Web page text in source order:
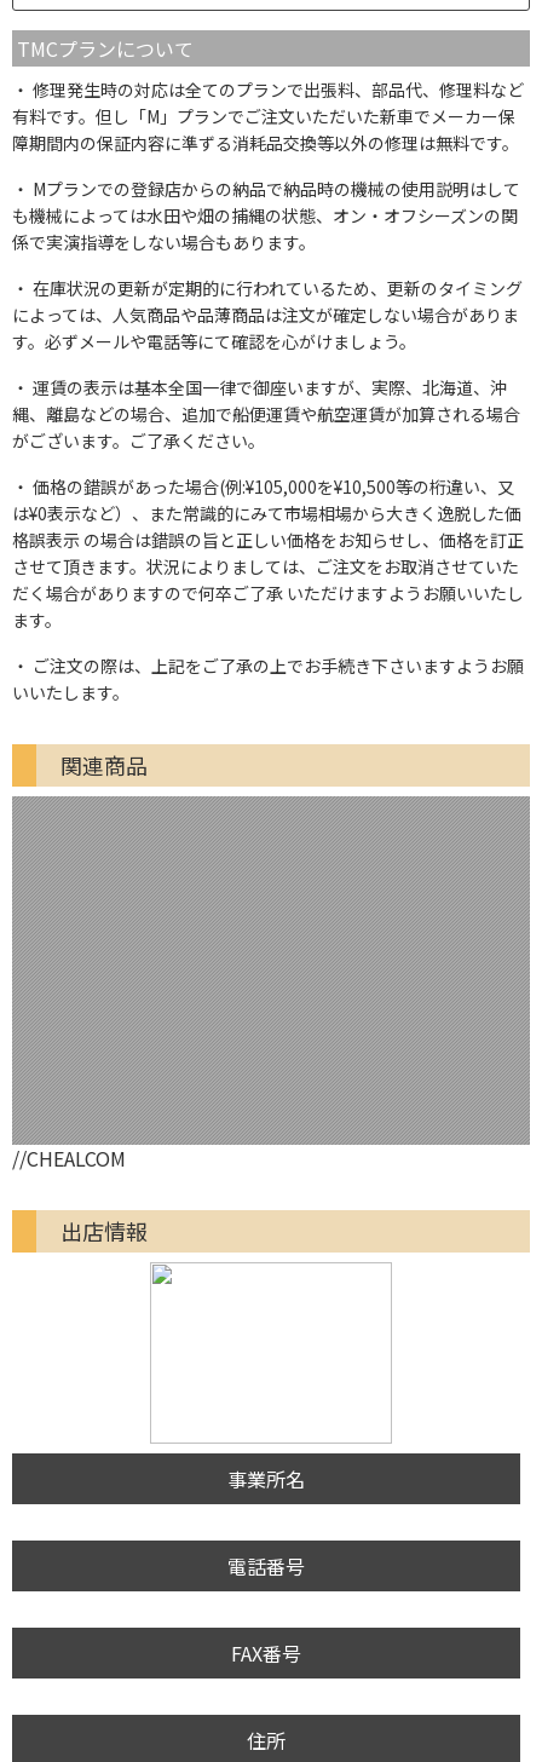
TMCプランについて
修理発生時の対応は全てのプランで出張料、部品代、修理料など
有料です。但し「M」プランでご注文いただいた新車でメーカー保
障期間内の保証内容に準ずる消耗品交換等以外の修理は無料です。
Mプランでの登録店からの納品で納品時の機械の使用説明はして
も機械によっては水田や畑の捕縄の状態、オン・オフシーズンの関
係で実演指導をしない場合もあります。
在庫状況の更新が定期的に行われているため、更新のタイミング
によっては、人気商品や品薄商品は注文が確定しない場合がありま
す。必ずメールや電話等にて確認を心がけましょう。
運賃の表示は基本全国一律で御座いますが、実際、北海道、沖
縄、離島などの場合、追加で船便運賃や航空運賃が加算される場合
がございます。ご了承ください。
価格の錯誤があった場合(例:¥105,000を¥10,500等の桁違い、又
は¥0表示など）、また常識的にみて市場相場から大きく逸脱した価
格誤表示 の場合は錯誤の旨と正しい価格をお知らせし、価格を訂正
させて頂きます。状況によりましては、ご注文をお取消させていた
だく場合がありますので何卒ご了承 いただけますようお願いいたし
ます。
ご注文の際は、上記をご了承の上でお手続き下さいますようお願
いいたします。
関連商品
//CHEALCOM
出店情報
事業所名
電話番号
FAX番号
住所